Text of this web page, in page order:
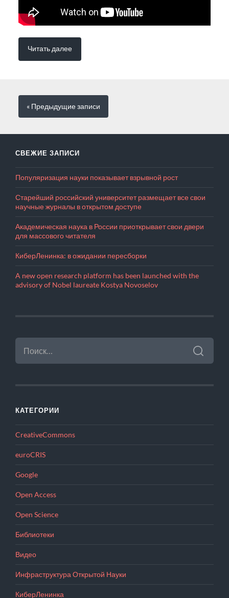
Читать далее
« Предыдущиезаписи
СВЕЖИЕ ЗАПИСИ
Популяризация науки показывает взрывной рост
Старейший российский университет размещает все свои
научные журналы в открытом доступе
Академическая наука в России приоткрывает свои двери
для массового читателя
КиберЛенинка: в ожидании пересборки
A new open research platform has been launched with the
advisory of Nobel laureate Kostya Novoselov
НАЙТИ:
КАТЕГОРИИ
CreativeCommons
euroCRIS
Google
Open Access
Open Science
Библиотеки
Видео
Инфраструктура Открытой Науки
КиберЛенинка